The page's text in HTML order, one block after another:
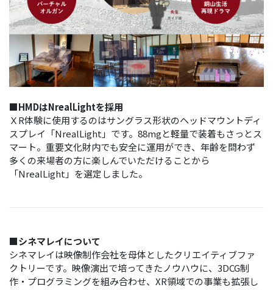
■HMDはNrealLightを採⽤
ＸR体験に使⽤するのはサングラス形状のヘッドマウントディ
スプレイ「NrealLight」です。88mgと軽量で装着もさっとス
マート。重要⽂化財内でも安全に運⽤ができ、年齢を問わず
多くの来場者の⽅に楽しんでいただけることから
「NrealLight」を選定しました。
■シネマレイについて
シネマレイは映像制作会社を⺟体としたクリエイティブファ
クトリーです。映像演出で培ってきたノウハウに、3DCG制
作・プログラミングを組み合わせ、XR領域での事業も拡張し